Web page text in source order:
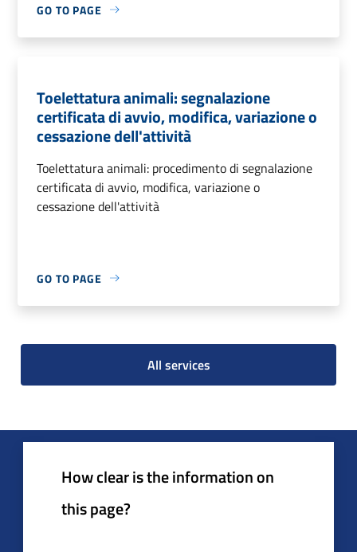
GO TO PAGE
Toelettatura animali: segnalazione
certificata di avvio, modifica, variazione o
cessazione dell'attività
Toelettatura animali: procedimento di segnalazione
certificata di avvio, modifica, variazione o
cessazione dell'attività
GO TO PAGE
All services
How clear is the information on
this page?